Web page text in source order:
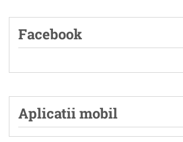
Facebook
Aplicatii mobil